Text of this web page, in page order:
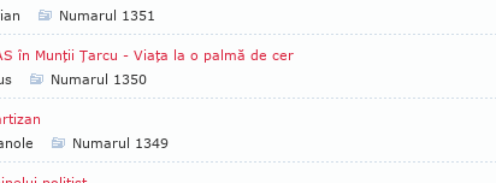
Numarul 1351
în Munţii Ţarcu - Viaţa la o palmă de cer
Numarul 1350
Numarul 1349